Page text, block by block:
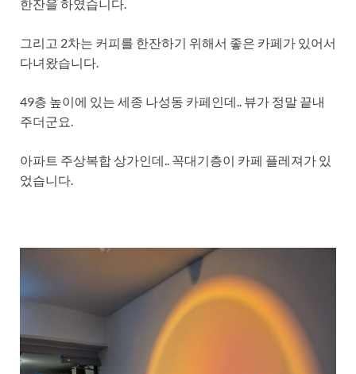
한잔을 하였습니다.
그리고 2차는 커피를 한잔하기 위해서 좋은 카페가 있어서
다녀왔습니다.
49층 높이에 있는 세종 나성동 카페인데.. 뷰가 정말 끝내
주더군요.
아파트 주상복합 상가인데.. 꼭대기층이 카페 플레져가 있
었습니다.